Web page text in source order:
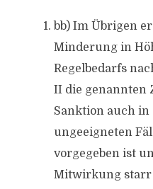
bb) Im Übrigen
Minderung in
Regelbedarfs
II die genannten
Sanktion auch
ungeeigneten
vorgegeben ist
Mitwirkung starr